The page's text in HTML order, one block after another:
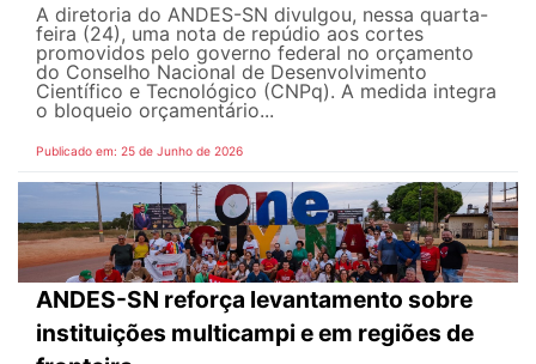
A diretoria do ANDES-SN divulgou, nessa quarta-
feira (24), uma nota de repúdio aos cortes
promovidos pelo governo federal no orçamento
do Conselho Nacional de Desenvolvimento
Científico e Tecnológico (CNPq). A medida integra
o bloqueio orçamentário...
Publicado em: 25 de Junho de 2026
ANDES-SN reforça levantamento sobre
instituições multicampi e em regiões de